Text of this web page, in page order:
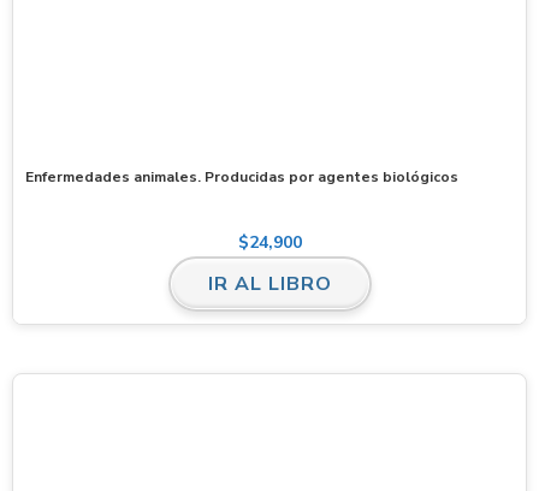
Enfermedades animales. Producidas por agentes biológicos
$24,900
IR AL LIBRO